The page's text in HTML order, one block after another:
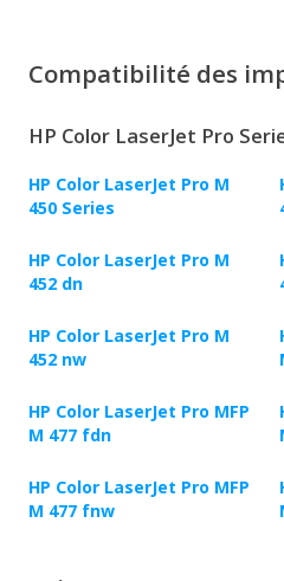
Compatibilité des
HP Color LaserJet Pro
HP Color LaserJet Pro M
450 Series
HP Color LaserJet Pro M
452 dn
HP Color LaserJet Pro M
452 nw
HP Color LaserJet Pro MFP
M 477 fdn
HP Color LaserJet Pro MFP
M 477 fnw